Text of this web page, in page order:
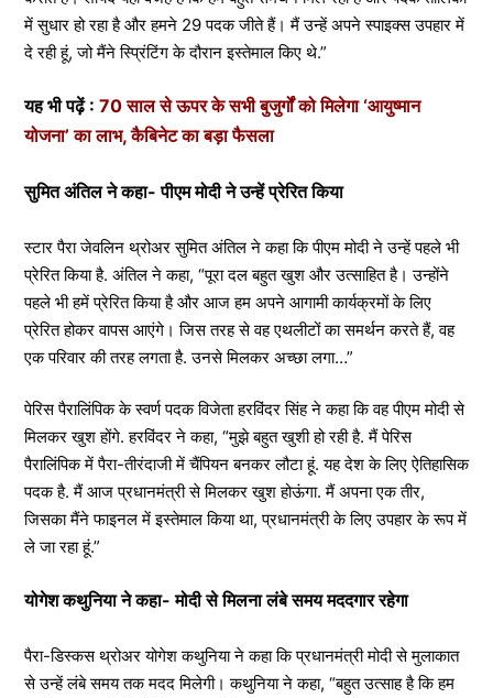
में सुधार हो रहा है और हमने 29 पदक जीते हैं। मैं उन्हें अपने स्पाइक्स उपहार में
दे रही हूं, जो मैंने स्प्रिंटिंग के दौरान इस्तेमाल किए थे.”
यह भी पढ़ें : 70 साल से ऊपर के सभी बुजुर्गों को मिलेगा ‘आयुष्मान
योजना’ का लाभ, कैबिनेट का बड़ा फैसला
सुमित अंतिल ने कहा- पीएम मोदी ने उन्हें प्रेरित किया
स्टार पैरा जेवलिन थ्रोअर सुमित अंतिल ने कहा कि पीएम मोदी ने उन्हें पहले भी
प्रेरित किया है. अंतिल ने कहा, “पूरा दल बहुत खुश और उत्साहित है। उन्होंने
पहले भी हमें प्रेरित किया है और आज हम अपने आगामी कार्यक्रमों के लिए
प्रेरित होकर वापस आएंगे। जिस तरह से वह एथलीटों का समर्थन करते हैं, वह
एक परिवार की तरह लगता है. उनसे मिलकर अच्छा लगा…”
पेरिस पैरालिंपिक के स्वर्ण पदक विजेता हरविंदर सिंह ने कहा कि वह पीएम मोदी से
मिलकर खुश होंगे. हरविंदर ने कहा, “मुझे बहुत खुशी हो रही है. मैं पेरिस
पैरालिंपिक में पैरा-तीरंदाजी में चैंपियन बनकर लौटा हूं. यह देश के लिए ऐतिहासिक
पदक है. मैं आज प्रधानमंत्री से मिलकर खुश होऊंगा. मैं अपना एक तीर,
जिसका मैंने फाइनल में इस्तेमाल किया था, प्रधानमंत्री के लिए उपहार के रूप में
ले जा रहा हूं.”
योगेश कथुनिया ने कहा- मोदी से मिलना लंबे समय मददगार रहेगा
पैरा-डिस्कस थ्रोअर योगेश कथुनिया ने कहा कि प्रधानमंत्री मोदी से मुलाकात
से उन्हें लंबे समय तक मदद मिलेगी। कथुनिया ने कहा, “बहुत उत्साह है कि हम